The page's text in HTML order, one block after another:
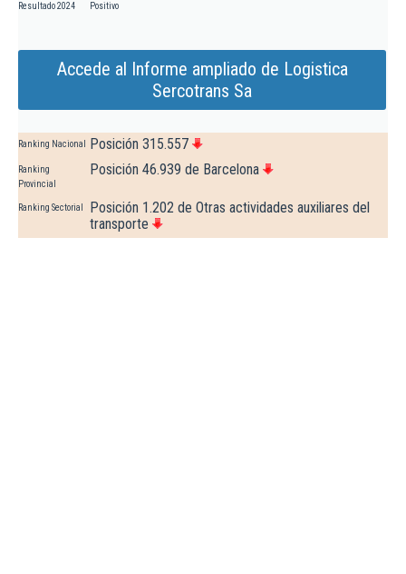
Resultado 2024 Positivo
Accede al Informe ampliado de Logistica
Sercotrans Sa
Ranking Nacional Posición 315.557
Ranking
Provincial
Posición 46.939 de Barcelona
Ranking Sectorial
Posición 1.202 de Otras actividades auxiliares del
transporte